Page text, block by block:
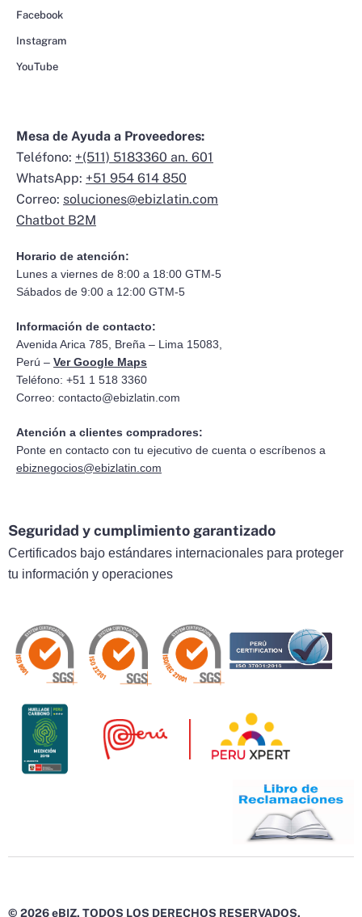
Facebook
Instagram
YouTube
Mesa de Ayuda a Proveedores:
Teléfono: +(511) 5183360 an. 601
WhatsApp: +51 954 614 850
Correo: soluciones@ebizlatin.com
Chatbot B2M
Horario de atención:
Lunes a viernes de 8:00 a 18:00 GTM-5
Sábados de 9:00 a 12:00 GTM-5
Información de contacto:
Avenida Arica 785, Breña – Lima 15083,
Perú – Ver Google Maps
Teléfono: +51 1 518 3360
Correo: contacto@ebizlatin.com
Atención a clientes compradores:
Ponte en contacto con tu ejecutivo de cuenta o escríbenos a
ebiznegocios@ebizlatin.com
Seguridad y cumplimiento garantizado
Certificados bajo estándares internacionales para proteger
tu información y operaciones
© 2026 eBIZ. TODOS LOS DERECHOS RESERVADOS.